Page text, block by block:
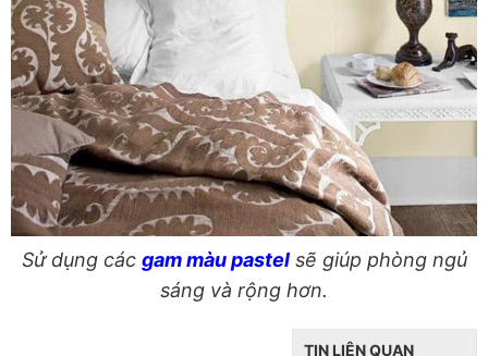
Sử dụng các gam màu pastelsẽ giúp phòng ngủ
sáng và rộng hơn.
TIN LIÊN QUAN